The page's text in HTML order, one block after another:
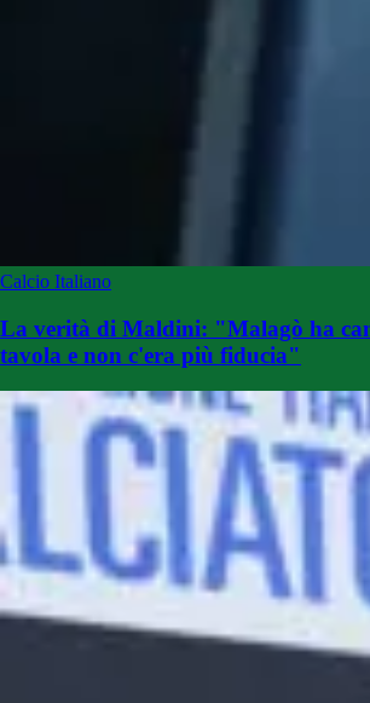
Calcio Italiano
La verità di Maldini: "Malagò ha
tavola e non c'era più fiducia"